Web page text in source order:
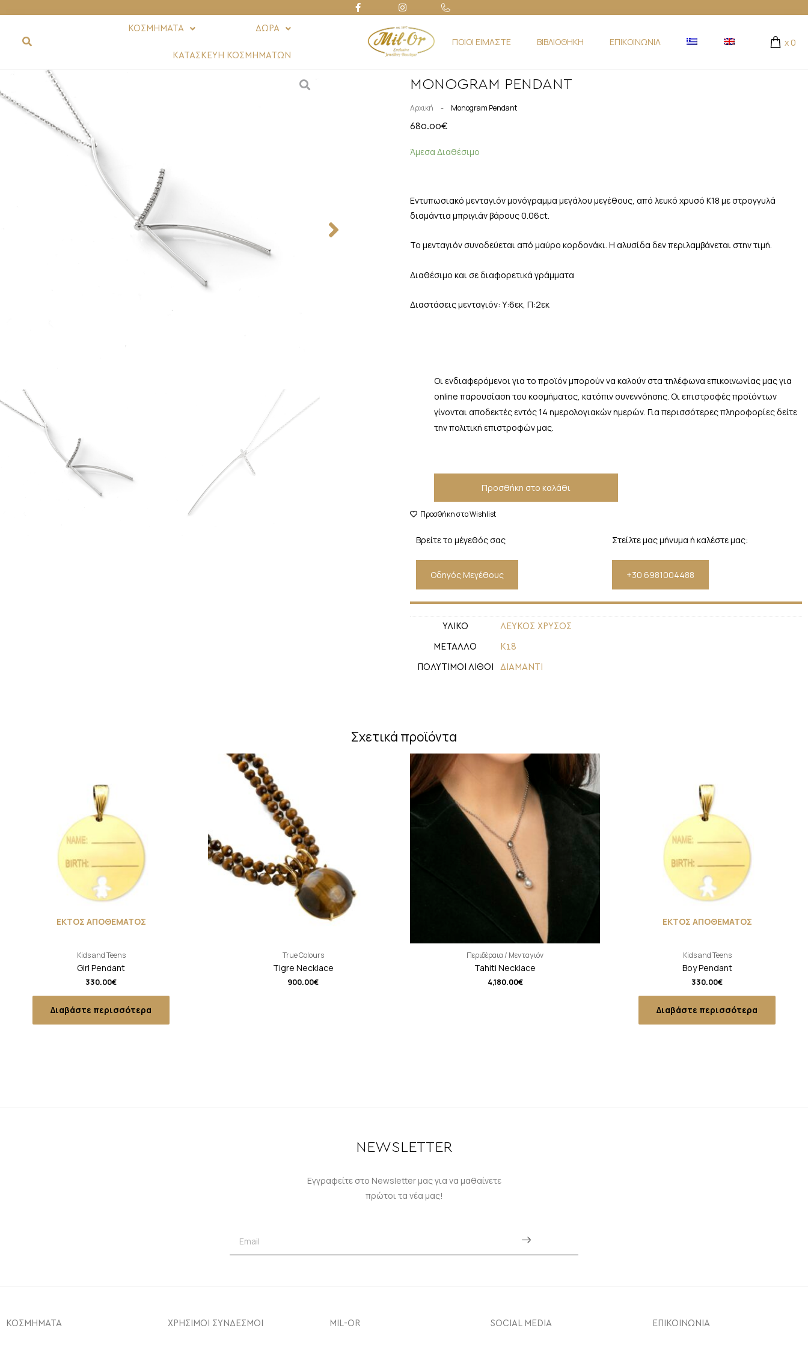
ΚΟΣΜΗΜΑΤΑ ΔΩΡΑ
ΚΑΤΑΣΚΕΥΗ ΚΟΣΜΗΜΑΤΩΝ
ΠΟΙΟΙ ΕΙΜΑΣΤΕ ΒΙΒΛΙΟΘΗΚΗ ΕΠΙΚΟΙΝΩΝΙΑ x 0
MONOGRAM PENDANT
Αρχική - Monogram Pendant
680.00€
Άμεσα Διαθέσιμο
Εντυπωσιακό μενταγιόν μονόγραμμα μεγάλου μεγέθους, από λευκό χρυσό Κ18 με στρογγυλά
διαμάντια μπριγιάν βάρους 0.06ct.
Το μενταγιόν συνοδεύεται από μαύρο κορδονάκι. Η αλυσίδα δεν περιλαμβάνεται στην τιμή.
Διαθέσιμο και σε διαφορετικά γράμματα
Διαστάσεις μενταγιόν: Υ:6εκ, Π:2εκ
Οι ενδιαφερόμενοι για το προϊόν μπορούν να καλούν στα τηλέφωνα επικοινωνίας μας για
online παρουσίαση του κοσμήματος, κατόπιν συνεννόησης. Οι επιστροφές προϊόντων
γίνονται αποδεκτές εντός 14 ημερολογιακών ημερών. Για περισσότερες πληροφορίες δείτε
την πολιτική επιστροφών μας.
Προσθήκη στο καλάθι
Προσθήκη στο Wishlist
Βρείτε το μέγεθός σας
Οδηγός Μεγέθους
Στείλτε μας μήνυμα ή καλέστε μας:
+30 6981004488
ΥΛΙΚΟ ΛΕΥΚΟΣ ΧΡΥΣΟΣ
ΜΕΤΑΛΛΟ Κ18
ΠΟΛΥΤΙΜΟΙ ΛΙΘΟΙ ΔΙΑΜΑΝΤΙ
Σχετικά προϊόντα
ΕΚΤΟΣ ΑΠΟΘΕΜΑΤΟΣ
Kids and Teens
Girl Pendant
330.00€
Διαβάστε περισσότερα
True Colours
Tigre Necklace
900.00€
Περιδέραια / Μενταγιόν
Tahiti Necklace
4,180.00€
ΕΚΤΟΣ ΑΠΟΘΕΜΑΤΟΣ
Kids and Teens
Boy Pendant
330.00€
Διαβάστε περισσότερα
NEWSLETTER
Εγγραφείτε στο Newsletter μας για να μαθαίνετε
πρώτοι τα νέα μας!
ΚΟΣΜΗΜΑΤΑ ΧΡΗΣΙΜΟΙ ΣΥΝΔΕΣΜΟΙ MIL-OR SOCIAL MEDIA ΕΠΙΚΟΙΝΩΝΙΑ